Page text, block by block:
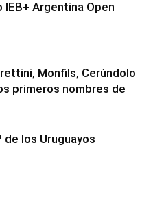
IEB+ Argentina Open
Monfils, Cerúndolo
primeros nombres de
de los Uruguayos